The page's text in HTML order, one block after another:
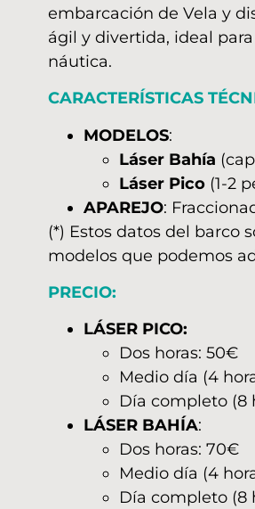
embarcación de Vela y
ágil y divertida, ideal
náutica.
CARACTERÍSTICAS
MODELOS:
Láser Bahía
Láser Pico(1-2
APAREJO:
(*) Estos datos del barco
modelos que podemos
PRECIO:
LÁSER PICO:
Dos horas: 50€
Medio día (4
Día completo (8
LÁSER BAHÍA:
Dos horas: 70€
Medio día (4
Día completo (8